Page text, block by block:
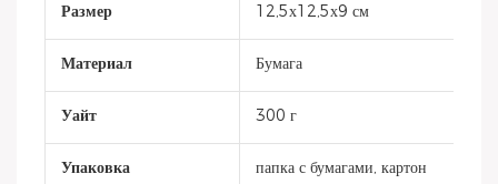
Размер 12,5х12,5х9 см
Материал Бумага
Уайт 300 г
Упаковка папка с бумагами, картон